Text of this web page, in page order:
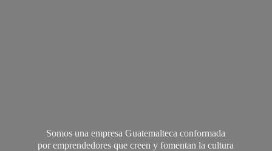
Somos una empresa Guatemalteca conformada
por emprendedores que creen y fomentan la cultura